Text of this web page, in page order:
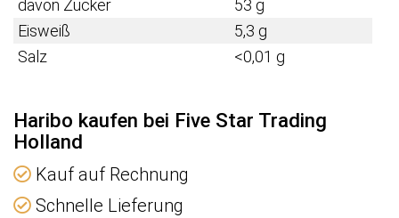
davon Zucker
53 g
Eisweiß
5,3 g
Salz
<0,01 g
Haribo kaufen bei Five Star Trading
Holland
Kauf auf Rechnung
Schnelle Lieferung